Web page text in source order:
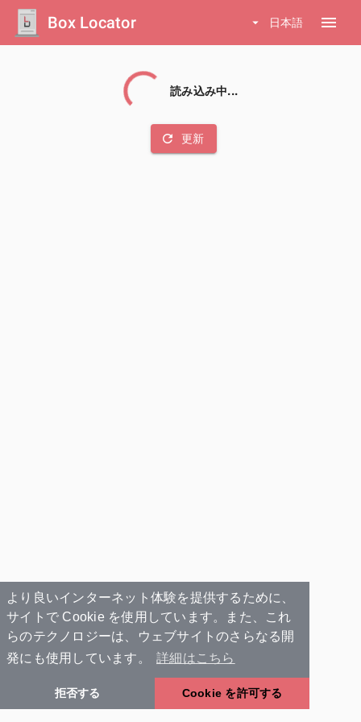
より良いインターネット体験を提供するために、
サイトで Cookie を使用しています。また、これ
らのテクノロジーは、ウェブサイトのさらなる開
発にも使用しています。
詳細はこちら
拒否する Cookie を許可する
Box Locator arrow_drop_down 日本語 menu
読み込み中...
refresh 更新